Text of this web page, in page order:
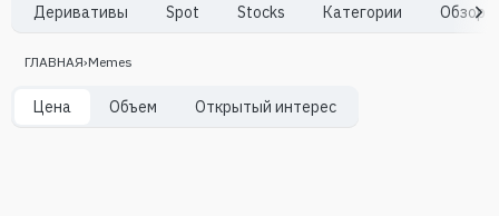
Деривативы Spot Stocks Категории Обзор
ГЛАВНАЯ›Memes
Цена Объем Oткрытый интерес